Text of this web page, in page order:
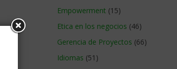
Empowerment (15)
Etica en los negocios (46)
Gerencia de Proyectos (66)
Idiomas (51)